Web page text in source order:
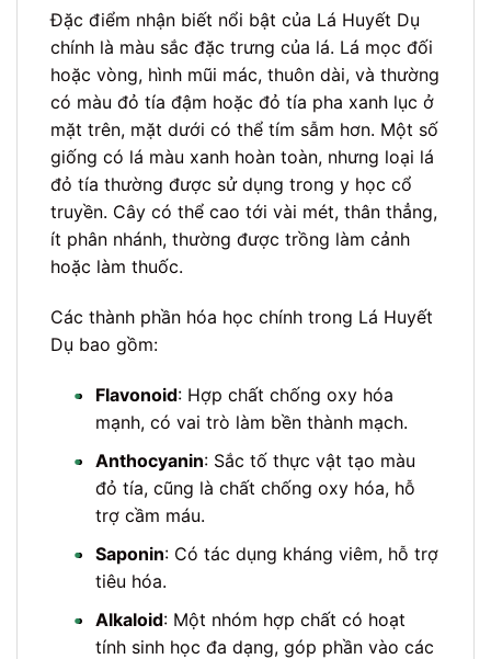
Đặc điểm nhận biết nổi bật của Lá Huyết Dụ
chính là màu sắc đặc trưng của lá. Lá mọc đối
hoặc vòng, hình mũi mác, thuôn dài, và thường
có màu đỏ tía đậm hoặc đỏ tía pha xanh lục ở
mặt trên, mặt dưới có thể tím sẫm hơn. Một số
giống có lá màu xanh hoàn toàn, nhưng loại lá
đỏ tía thường được sử dụng trong y học cổ
truyền. Cây có thể cao tới vài mét, thân thẳng,
ít phân nhánh, thường được trồng làm cảnh
hoặc làm thuốc.
Các thành phần hóa học chính trong Lá Huyết
Dụ bao gồm:
• Flavonoid: Hợp chất chống oxy hóa
mạnh, có vai trò làm bền thành mạch.
•
Anthocyanin: Sắc tố thực vật tạo màu
đỏ tía, cũng là chất chống oxy hóa, hỗ
trợ cầm máu.
•
Saponin: Có tác dụng kháng viêm, hỗ trợ
tiêu hóa.
•
Alkaloid: Một nhóm hợp chất có hoạt
tính sinh học đa dạng, góp phần vào các